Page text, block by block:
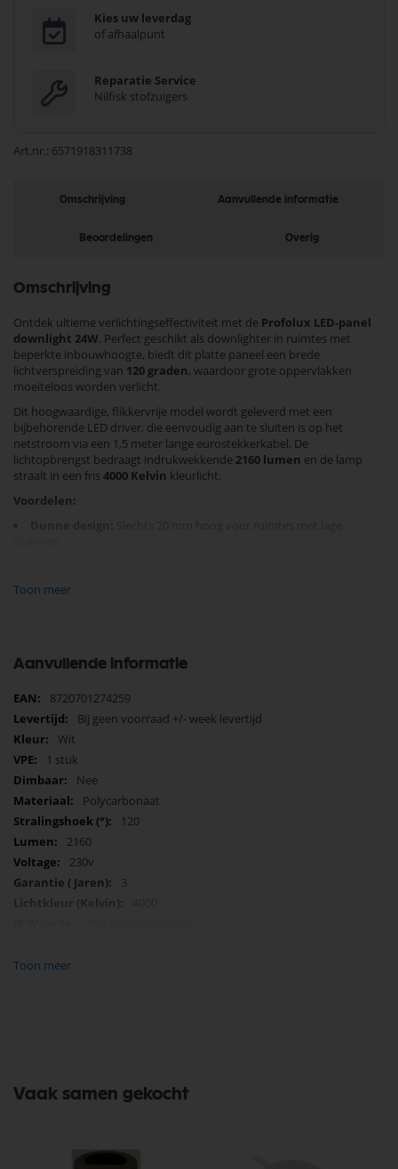
Kies uw leverdag
of afhaalpunt
Reparatie Service
Nilfisk stofzuigers
Art.nr. 6571918311738
Omschrijving Aanvullende informatie
Beoordelingen Overig
Omschrijving
Ontdek ultieme verlichtingseffectiviteit met de Profolux LED-panel
downlight 24W. Perfect geschikt als downlighter in ruimtes met
beperkte inbouwhoogte, biedt dit platte paneel een brede
lichtverspreiding van 120 graden, waardoor grote oppervlakken
moeiteloos worden verlicht.
Dit hoogwaardige, flikkervrije model wordt geleverd met een
bijbehorende LED driver, die eenvoudig aan te sluiten is op het
netstroom via een 1,5 meter lange eurostekkerkabel. De
lichtopbrengst bedraagt indrukwekkende 2160 lumen en de lamp
straalt in een fris 4000 Kelvin kleurlicht.
Voordelen:
Eenvoudige installatie:
een uitstekende balans tussen efficiëntie en stijl. Bestel nu en geef je
kunt rekenen.
Toon meer
Aanvullende informatie
Meer
informatie
8720701274259
Bij geen voorraad +/- week levertijd
Wit
1 stuk
Nee
Polycarbonaat
120
2160
230v
3
Toon meer
Vaak samen gekocht